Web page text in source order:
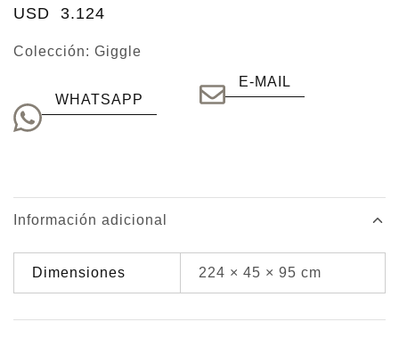
USD 3.124
Colección: Giggle
WHATSAPP
E-MAIL
Información adicional
Dimensiones 224 × 45 × 95 cm